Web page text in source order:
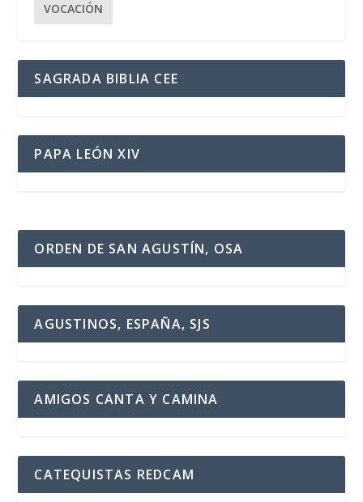
VOCACIÓN
SAGRADA BIBLIA CEE
PAPA LEÓN XIV
ORDEN DE SAN AGUSTÍN, OSA
AGUSTINOS, ESPAÑA, SJS
AMIGOS CANTA Y CAMINA
CATEQUISTAS REDCAM